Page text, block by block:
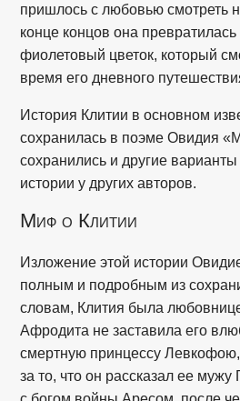
пришлось с любовью смотреть
конце концов она превратилась
фиолетовый цветок, который
время его дневного
История Клитии в основном
сохранилась в поэме Овидия
сохранились и другие
истории у других авторов.
Миф о Клитии
Изложение этой истории
полным и подробным из
словам, Клития была
Афродита не заставила его
смертную принцессу
за то, что он рассказал ее